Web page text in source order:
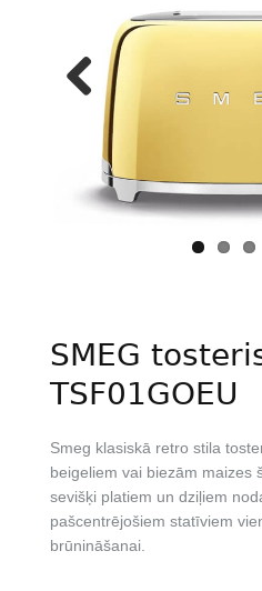
Previous
SMEG
TSF01GOEU
Smeg klasiskā retro stila
beigeliem vai biezām maizes
sevišķi platiem un dziļiem
pašcentrējošiem statīviem
brūnināšanai.